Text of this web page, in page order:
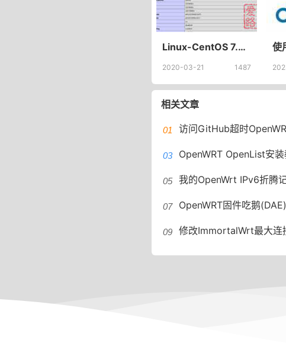
Linux-CentOS 7.7编译安装LNMP，阿里云Centos 7安装LNMP(源码编译安装LNMP)
2020-03-21 1487
相关文章
访问GitHub超时OpenWRT设置加速
OpenWRT OpenList安
我的OpenWrt IPv6折腾记
OpenWRT固件吃鹅
修改ImmortalWrt最大连接数方法